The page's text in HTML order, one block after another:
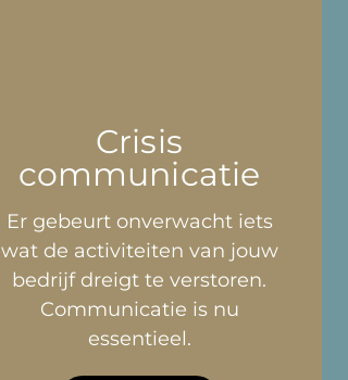
Crisis
communicatie
Er gebeurt onverwacht iets
wat de activiteiten van jouw
bedrijf dreigt te verstoren.
Communicatie is nu
essentieel.